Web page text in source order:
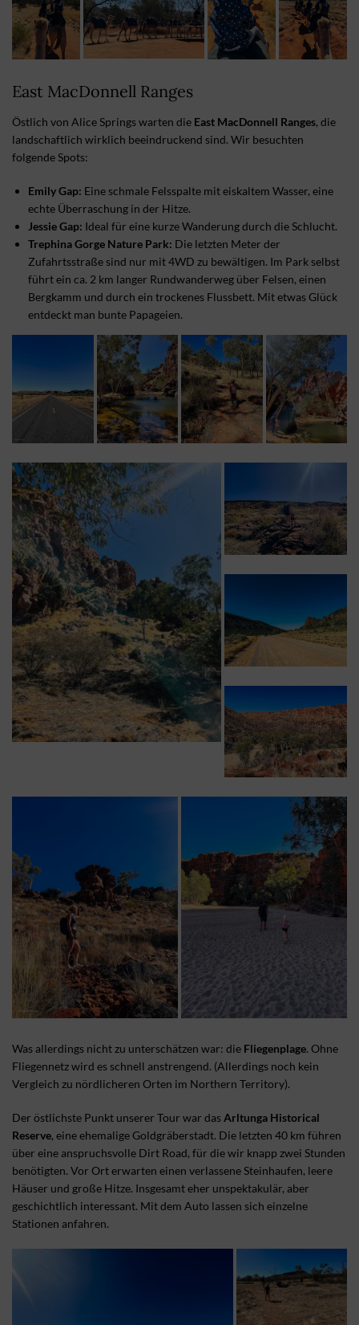
East MacDonnell Ranges
Östlich von Alice Springs warten die East MacDonnell Ranges, die
landschaftlich wirklich beeindruckend sind. Wir besuchten
folgende Spots:
Emily Gap: Eine schmale Felsspalte mit eiskaltem Wasser, eine
echte Überraschung in der Hitze.
Jessie Gap: Ideal für eine kurze Wanderung durch die Schlucht.
Trephina Gorge Nature Park: Die letzten Meter der
Zufahrtsstraße sind nur mit 4WD zu bewältigen. Im Park selbst
führt ein ca. 2 km langer Rundwanderweg über Felsen, einen
Bergkamm und durch ein trockenes Flussbett. Mit etwas Glück
entdeckt man bunte Papageien.
Was allerdings nicht zu unterschätzen war: die Fliegenplage. Ohne
Fliegennetz wird es schnell anstrengend. (Allerdings noch kein
Vergleich zu nördlicheren Orten im Northern Territory).
Der östlichste Punkt unserer Tour war dasArltunga Historical
Reserve, eine ehemalige Goldgräberstadt. Die letzten 40 km führen
über eine anspruchsvolle Dirt Road, für die wir knapp zwei Stunden
benötigten. Vor Ort erwarten einen verlassene Steinhaufen, leere
Häuser und große Hitze. Insgesamt eher unspektakulär, aber
geschichtlich interessant. Mit dem Auto lassen sich einzelne
Stationen anfahren.